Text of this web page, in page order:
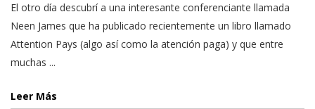
El otro día descubrí a una interesante conferenciante llamada
Neen James que ha publicado recientemente un libro llamado
Attention Pays (algo así como la atención paga) y que entre
muchas ...
Leer Más